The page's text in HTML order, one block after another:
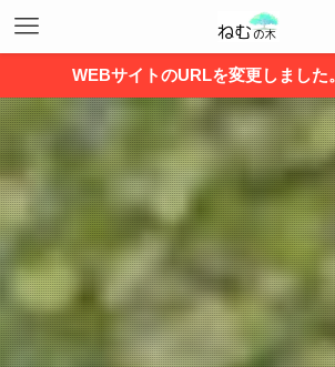
WEBサイトのURLを変更しました